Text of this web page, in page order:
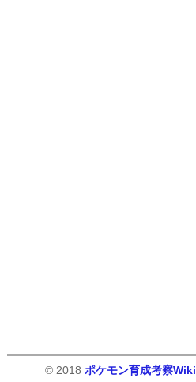
© 2018 ポケモン育成考察Wiki